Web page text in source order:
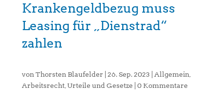
Krankengeldbezug muss
Leasing für „Dienstrad“
zahlen
von Thorsten Blaufelder 26. Sep. 2023 Allgemein
Arbeitsrecht, Urteile und Gesetze 0 Kommentare